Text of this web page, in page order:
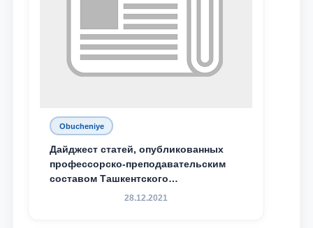
Obucheniye
Дайджест статей, опубликованных
профессорско-преподавательским
составом Ташкентского
государственного юридического
28.12.2021